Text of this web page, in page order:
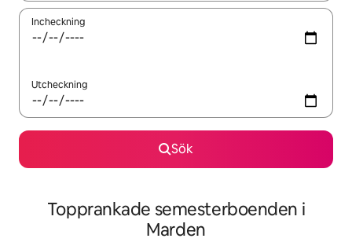
Incheckning
Utcheckning
Sök
Topprankade semesterboenden i
Marden